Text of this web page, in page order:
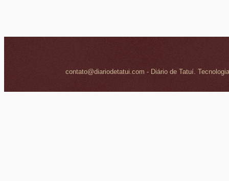
contato@diariodetatui.com - Diário de Tatuí.